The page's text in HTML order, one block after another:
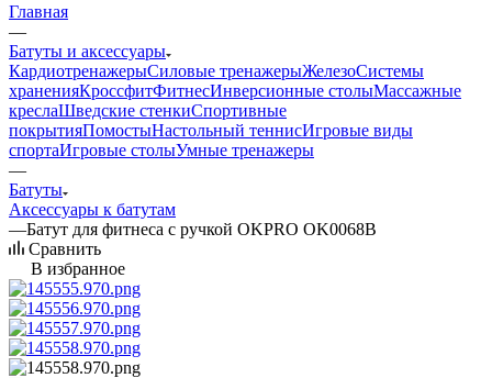
Главная
—
Батуты и аксессуары
КардиотренажерыСиловые тренажерыЖелезоСистемы
храненияКроссфитФитнесИнверсионные столыМассажные
креслаШведские стенкиСпортивные
покрытияПомостыНастольный теннисИгровые виды
спортаИгровые столыУмные тренажеры
—
Батуты
Аксессуары к батутам
—Батут для фитнеса с ручкой OKPRO OK0068B
Сравнить
В избранное